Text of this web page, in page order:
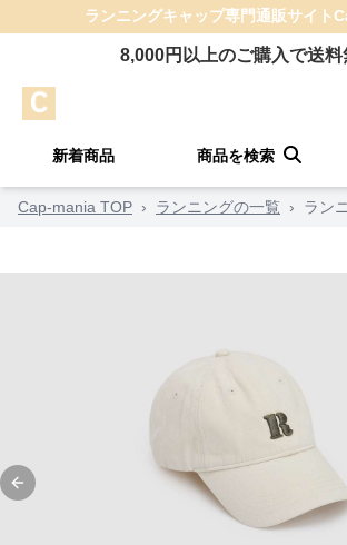
ランニングキャップ専門通販サイト
8,000円以上のご購入で送料
新着商品 商品を検索
Cap-mania TOP › ランニングの一覧 › ラン
Previous slide